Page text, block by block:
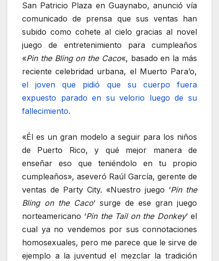
San Patricio Plaza en Guaynabo, anunció vía
comunicado de prensa que sus ventas han
subido como cohete al cielo gracias al novel
juego de entretenimiento para cumpleaños
«Pin the Bling on the Caco«, basado en la más
reciente celebridad urbana, el Muerto Para’o,
el joven que pidió que su cuerpo fuera
expuesto parado en su velorio luego de su
fallecimiento.
«Él es un gran modelo a seguir para los niños
de Puerto Rico, y qué mejor manera de
enseñar eso que teniéndolo en tu propio
cumpleaños», aseveró Raúl García, gerente de
ventas de Party City. «Nuestro juego ‘Pin the
Bling on the Caco‘ surge de ese gran juego
norteamericano ‘Pin the Tail on the Donkey‘ el
cual ya no vendemos por sus connotaciones
homosexuales, pero me parece que le sirve de
ejemplo a la juventud el mezclar la tradición